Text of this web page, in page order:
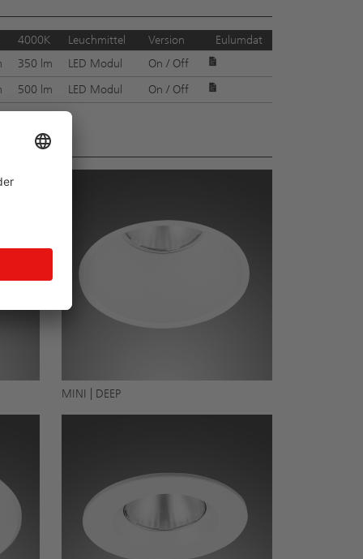
4000K Leuchmittel Version
Eulumdat
350 lm LED Modul
On / Off
500 lm LED Modul On / Off
MINI | DEEP